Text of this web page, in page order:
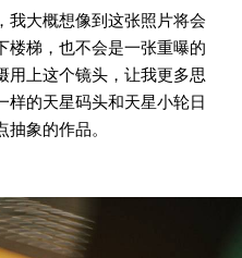
我大概想像到这张照片将会
楼梯，也不会是一张重曝的
用上这个镜头，让我更多思
样的天星码头和天星小轮日
象的作品。